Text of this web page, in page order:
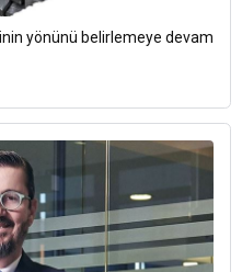
yönünü belirlemeye devam